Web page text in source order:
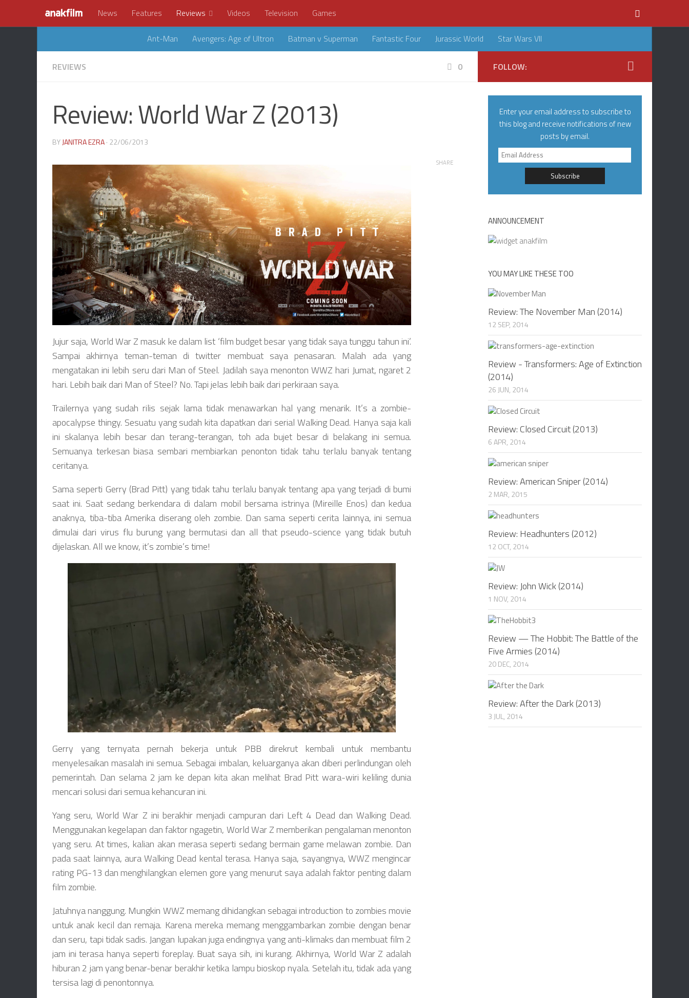
News Features Reviews Videos Television Games
Ant-Man Avengers: Age of Ultron Batman v Superman Fantastic Four Jurassic World Star Wars VII
REVIEWS 0
Review: World War Z (2013)
BYJANITRA EZRA· 22/06/2013
Jujur saja, World War Z masuk ke dalam list ‘film budget besar yang tidak saya tunggu tahun ini’.
Sampai akhirnya teman-teman di twitter membuat saya penasaran. Malah ada yang
mengatakan ini lebih seru dari Man of Steel. Jadilah saya menonton WWZ hari Jumat, ngaret 2
hari. Lebih baik dari Man of Steel? No. Tapi jelas lebih baik dari perkiraan saya.
Trailernya yang sudah rilis sejak lama tidak menawarkan hal yang menarik. It’s a zombie-
apocalypse thingy. Sesuatu yang sudah kita dapatkan dari serial Walking Dead. Hanya saja kali
ini skalanya lebih besar dan terang-terangan, toh ada bujet besar di belakang ini semua.
Semuanya terkesan biasa sembari membiarkan penonton tidak tahu terlalu banyak tentang
ceritanya.
Sama seperti Gerry (Brad Pitt) yang tidak tahu terlalu banyak tentang apa yang terjadi di bumi
saat ini. Saat sedang berkendara di dalam mobil bersama istrinya (Mireille Enos) dan kedua
anaknya, tiba-tiba Amerika diserang oleh zombie. Dan sama seperti cerita lainnya, ini semua
dimulai dari virus flu burung yang bermutasi dan all that pseudo-science yang tidak butuh
dijelaskan. All we know, it’s zombie’s time!
Gerry yang ternyata pernah bekerja untuk PBB direkrut kembali untuk membantu
menyelesaikan masalah ini semua. Sebagai imbalan, keluarganya akan diberi perlindungan oleh
pemerintah. Dan selama 2 jam ke depan kita akan melihat Brad Pitt wara-wiri keliling dunia
mencari solusi dari semua kehancuran ini.
Yang seru, World War Z ini berakhir menjadi campuran dari Left 4 Dead dan Walking Dead.
Menggunakan kegelapan dan faktor ngagetin, World War Z memberikan pengalaman menonton
yang seru. At times, kalian akan merasa seperti sedang bermain game melawan zombie. Dan
pada saat lainnya, aura Walking Dead kental terasa. Hanya saja, sayangnya, WWZ mengincar
rating PG-13 dan menghilangkan elemen gore yang menurut saya adalah faktor penting dalam
film zombie.
Jatuhnya nanggung. Mungkin WWZ memang dihidangkan sebagai introduction to zombies movie
untuk anak kecil dan remaja. Karena mereka memang menggambarkan zombie dengan benar
dan seru, tapi tidak sadis. Jangan lupakan juga endingnya yang anti-klimaks dan membuat film 2
jam ini terasa hanya seperti foreplay. Buat saya sih, ini kurang. Akhirnya, World War Z adalah
hiburan 2 jam yang benar-benar berakhir ketika lampu bioskop nyala. Setelah itu, tidak ada yang
tersisa lagi di penontonnya.
SHARE
FOLLOW:
Enter your email address to subscribe to
this blog and receive notifications of new
posts by email.
Email
Address
ANNOUNCEMENT
YOU MAY LIKE THESE TOO
Review: The November Man (2014)
12 SEP, 2014
Review - Transformers: Age of Extinction
(2014)
26 JUN, 2014
Review: Closed Circuit (2013)
6 APR, 2014
Review: American Sniper (2014)
2 MAR, 2015
Review: Headhunters (2012)
12 OCT, 2014
Review: John Wick (2014)
1 NOV, 2014
Review — The Hobbit: The Battle of the
Five Armies (2014)
20 DEC, 2014
Review: After the Dark (2013)
3 JUL, 2014